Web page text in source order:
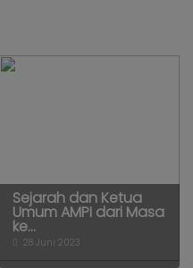
Sejarah dan Ketua
Umum AMPI dari Masa
ke...
28 Juni 2023